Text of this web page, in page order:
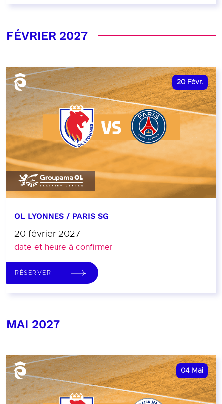
FÉVRIER 2027
20 Févr.
OL LYONNES / PARIS SG
20 février 2027
date et heure à confirmer
RÉSERVER
MAI 2027
04 Mai